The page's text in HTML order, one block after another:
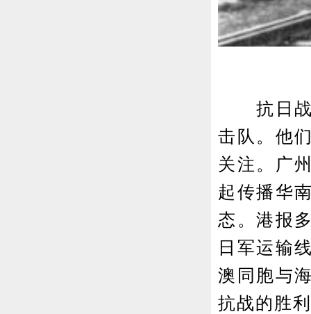
抗日战
击队。他
关注。广
起传播华
态。港报
日军运输
澳同胞与
抗战的胜